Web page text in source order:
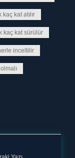
kat atılır
kaç kat sürülür
inceltilir